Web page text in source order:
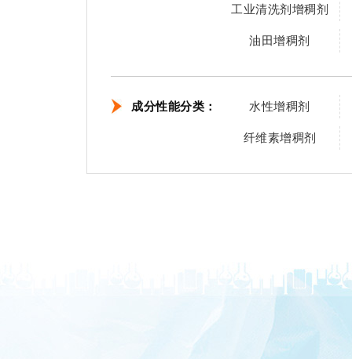
工业清洗剂增稠剂
油田增稠剂
成分性能分类： 水性增稠剂
纤维素增稠剂